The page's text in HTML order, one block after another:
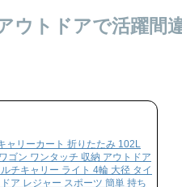
ウトドアで活躍間
ャリーカート 折りたたみ 102L
ゴン ワンタッチ 収納 アウトドア
チキャリー ライト 4輪 大径 タイ
ア レジャー スポーツ 簡単 持ち